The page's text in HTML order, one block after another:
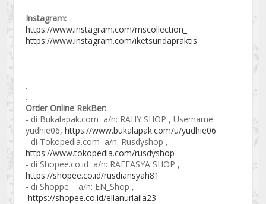
Instagram:
https://www.instagram.com/mscollection_
https://www.instagram.com/iketsundapraktis
.
.
Order Online RekBer:
- di Bukalapak.com a/n: RAHY SHOP , Username:
yudhie06,https://www.bukalapak.com/u/yudhie06
- di Tokopedia.com a/n: Rusdyshop ,
https://www.tokopedia.com/rusdyshop
- di Shopee.co.id a/n: RAFFASYA SHOP ,
https://shopee.co.id/rusdiansyah81
- di Shoppe a/n: EN_Shop ,
https://shopee.co.id/ellanurlaila23